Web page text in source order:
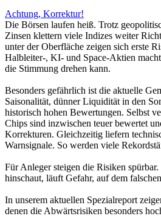
Achtung, Korrektur!
Die Börsen laufen heiß. Trotz
Zinsen klettern viele Indizes weiter
unter der Oberfläche zeigen sich erste
Halbleiter-, KI- und Space-Aktien
die Stimmung drehen kann.
Besonders gefährlich ist die aktuelle
Saisonalität, dünner Liquidität in den
historisch hohen Bewertungen. Selbst
Chips sind inzwischen teuer bewertet
Korrekturen. Gleichzeitig liefern
Warnsignale. So werden viele
Für Anleger steigen die Risiken
hinschaut, läuft Gefahr, auf dem
In unserem aktuellen Spezialreport
denen die Abwärtsrisiken besonders